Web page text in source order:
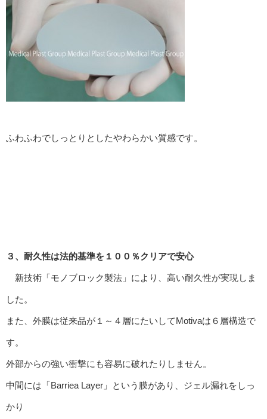
ふわふわでしっとりとしたやわらかい質感です。
３、耐久性は法的基準を１００％クリアで安心
新技術「モノブロック製法」により、高い耐久性が実現しま
した。
また、外膜は従来品が１～４層にたいしてMotivaは６層構造で
す。
外部からの強い衝撃にも容易に破れたりしません。
中間には「Barriea Layer」という膜があり、ジェル漏れをしっ
かり